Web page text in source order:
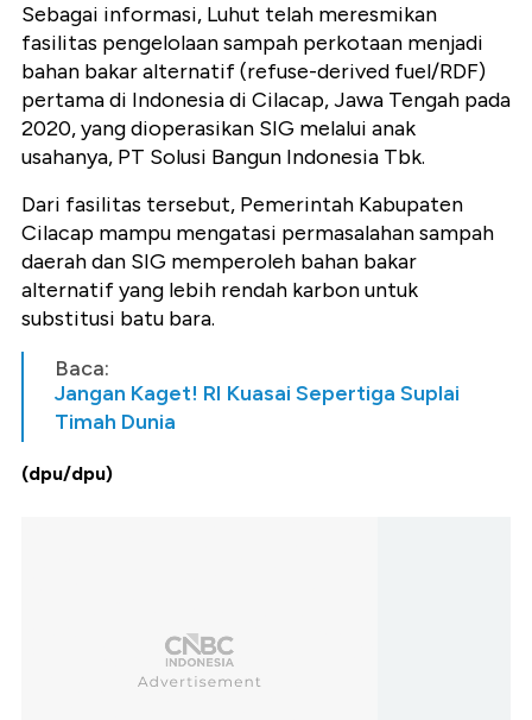
Sebagai informasi, Luhut telah meresmikan
fasilitas pengelolaan sampah perkotaan menjadi
bahan bakar alternatif (refuse-derived fuel/RDF)
pertama di Indonesia di Cilacap, Jawa Tengah pada
2020, yang dioperasikan SIG melalui anak
usahanya, PT Solusi Bangun Indonesia Tbk.
Dari fasilitas tersebut, Pemerintah Kabupaten
Cilacap mampu mengatasi permasalahan sampah
daerah dan SIG memperoleh bahan bakar
alternatif yang lebih rendah karbon untuk
substitusi batu bara.
Baca:
Jangan Kaget! RI Kuasai Sepertiga Suplai
Timah Dunia
(dpu/dpu)